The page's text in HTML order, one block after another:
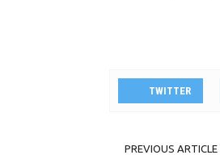
TWITTER
PREVIOUS ARTICLE